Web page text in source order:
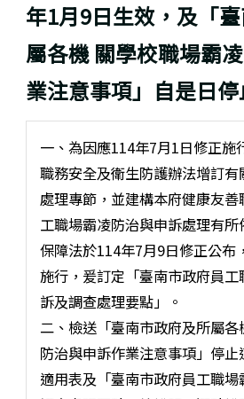
年1月9日生效，及「
屬各機 關學校職場霸
業注意事項」自是日停
一、為因應114年7月1日修正施
職務安全及衛生防護辦法增訂
處理專節，並建構本府健康友善
工職場霸凌防治與申訴處理有
保障法於114年7月9日修正公布
施行，爰訂定「臺南市政府員
訴及調查處理要點」。
二、檢送「臺南市政府及所屬
防治與申訴作業注意事項」停
適用表及「臺南市政府員工職